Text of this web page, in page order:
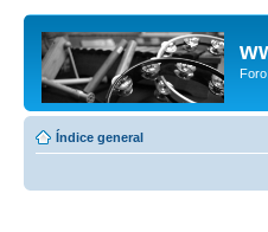
Índice general